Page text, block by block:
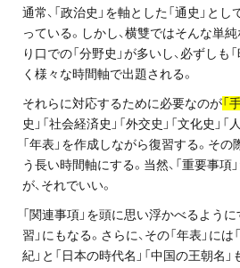
通常、「政治史」を軸とした「通史」とし
っている。しかし、横雙ではそんな単
り口での「分野史」が多いし、必ずしも
く様々な時間軸で出題される。
それらに対応するために必要なのが「
史」「社会経済史」「外交史」「文化史」
「年表」を作成しながら復習する。その際
う長い時間軸にする。当然、「重要事
が、それでいい。
「関連事項」を頭に思い浮かべるように
習」にもなる。さらに、その「年表」には
紀」と「日本の時代名」「中国の王朝名